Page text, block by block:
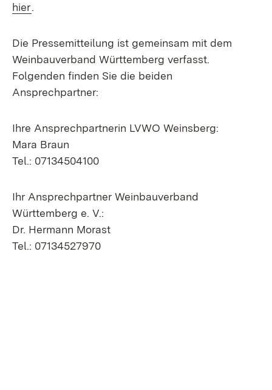
hier.
Die Pressemitteilung ist gemeinsam mit dem
Weinbauverband Württemberg verfasst.
Folgenden finden Sie die beiden
Ansprechpartner:
Ihre Ansprechpartnerin LVWO Weinsberg:
Mara Braun
Tel.: 07134504100
Ihr Ansprechpartner Weinbauverband
Württemberg e. V.:
Dr. Hermann Morast
Tel.: 07134527970